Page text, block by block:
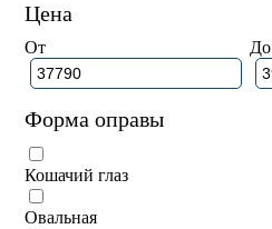
Цена
От До
Форма оправы
Кошачий глаз
Овальная